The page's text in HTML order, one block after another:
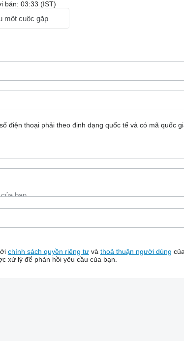
bán: 03:33 (IST)
một cuộc gặp
điện thoại phải theo định dạng quốc tế và có mã quốc
chính sách quyền riêng tưvà thoả thuận người dùng
xử lý để phản hồi yêu cầu của bạn.